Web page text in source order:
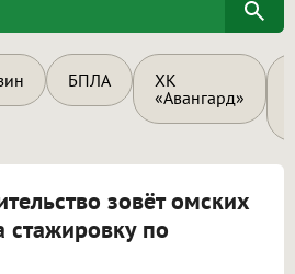
БПЛА
ХК
«Авангард»
зовёт омских
стажировку по